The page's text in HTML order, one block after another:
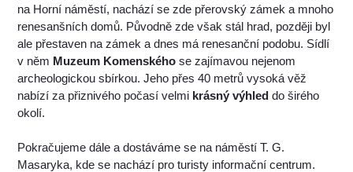
na Horní náměstí, nachází se zde přerovský zámek a mnoho
renesanšních domů. Původně zde však stál hrad, později byl
ale přestaven na zámek a dnes má renesanční podobu. Sídlí
v něm Muzeum Komenského se zajímavou nejenom
archeologickou sbírkou. Jeho přes 40 metrů vysoká věž
nabízí za přiznivého počasí velmi krásný výhled do širého
okolí.
Pokračujeme dále a dostáváme se na náměstí T. G.
Masaryka, kde se nachází pro turisty informační centrum.